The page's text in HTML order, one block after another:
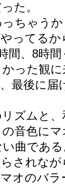
た。
っちゃう
ってるか
間、8時
った観
最後に届
ズムと
音色に
曲であ
されなが
オのバ